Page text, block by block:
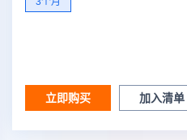
立即购买 加入清单